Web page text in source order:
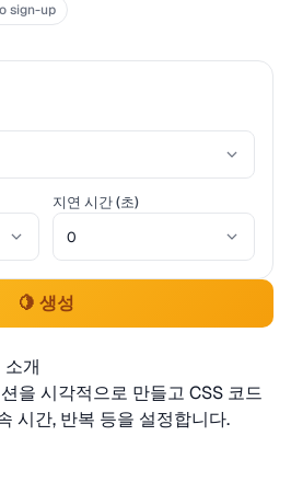
sign-up
지연 시간 (초)
🍋 생성
개
을 시각적으로 만들고 CSS 코드
시간, 반복 등을 설정합니다.